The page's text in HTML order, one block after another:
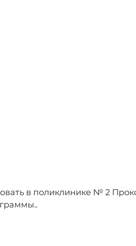
в поликлинике № 2